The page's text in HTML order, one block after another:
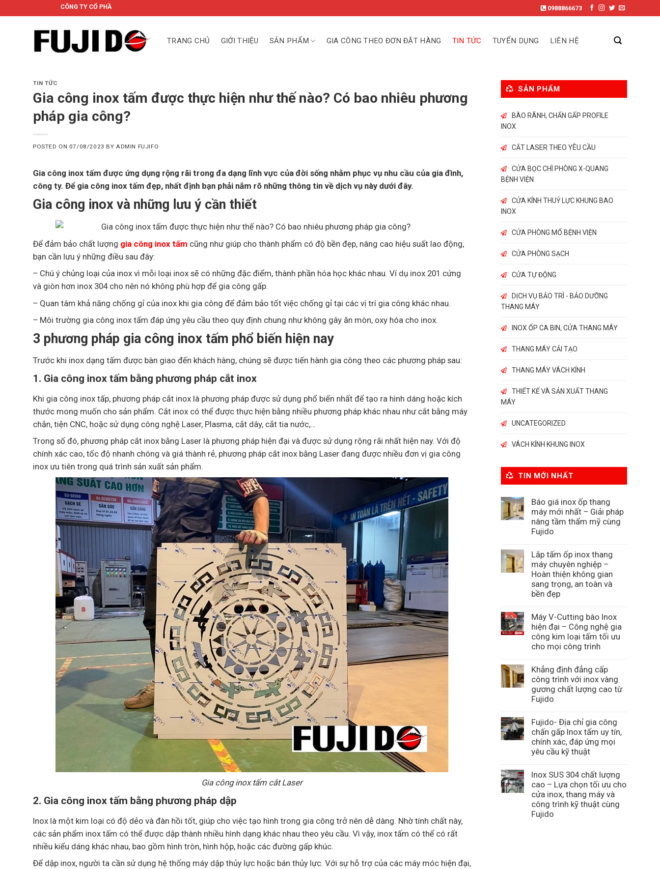
to
CÔNG TY CỔ PHẦN FUJIDO 0988866673
TRANG CHỦ GIỚI THIỆU SẢN PHẨM GIA CÔNG THEO ĐƠN ĐẶT HÀNG TIN TỨC TUYỂN DỤNG LIÊN HỆ
TIN TỨC
Gia công inox tấm được thực hiện như thế nào? Có bao nhiêu phương
pháp gia công?
POSTED ON 07/08/2023 BYADMIN FUJIFO
Gia công inox tấm được ứng dụng rộng rãi trong đa dạng lĩnh vực của đời sống nhằm phục vụ nhu cầu của gia đình,
công ty. Để gia công inox tấm đẹp, nhất định bạn phải nắm rõ những thông tin về dịch vụ này dưới đây.
Gia công inox và những lưu ý cần thiết
Để đảm bảo chất lượng gia công inox tấm cũng như giúp cho thành phẩm có độ bền đẹp, nâng cao hiệu suất lao động,
bạn cần lưu ý những điều sau đây:
– Chú ý chủng loại của inox vì mỗi loại inox sẽ có những đặc điểm, thành phần hóa học khác nhau. Ví dụ inox 201 cứng
và giòn hơn inox 304 cho nên nó không phù hợp để gia công gấp.
– Quan tâm khả năng chống gỉ của inox khi gia công để đảm bảo tốt việc chống gỉ tại các vị trí gia công khác nhau.
– Môi trường gia công inox tấm đáp ứng yêu cầu theo quy định chung như không gây ăn mòn, oxy hóa cho inox.
3 phương pháp gia công inox tấm phổ biến hiện nay
Trước khi inox dạng tấm được bàn giao đến khách hàng, chúng sẽ được tiến hành gia công theo các phương pháp sau:
1. Gia công inox tấm bằng phương pháp cắt inox
Khi gia công inox tấp, phương pháp cắt inox là phương pháp được sử dụng phổ biến nhất để tạo ra hình dáng hoặc kích
thước mong muốn cho sản phẩm. Cắt inox có thể được thực hiện bằng nhiều phương pháp khác nhau như cắt bằng máy
chắn, tiện CNC, hoặc sử dụng công nghệ Laser, Plasma, cắt dây, cắt tia nước,…
Trong số đó, phương pháp cắt inox bằng Laser là phương pháp hiện đại và được sử dụng rộng rãi nhất hiện nay. Với độ
chính xác cao, tốc độ nhanh chóng và giá thành rẻ, phương pháp cắt inox bằng Laser đang được nhiều đơn vị gia công
inox ưu tiên trong quá trình sản xuất sản phẩm.
Gia công inox tấm cắt Laser
2. Gia công inox tấm bằng phương pháp dập
Inox là một kim loại có độ dẻo và đàn hồi tốt, giúp cho việc tạo hình trong gia công trở nên dễ dàng. Nhờ tính chất này,
các sản phẩm inox tấm có thể được dập thành nhiều hình dạng khác nhau theo yêu cầu. Vì vậy, inox tấm có thể có rất
nhiều kiểu dáng khác nhau, bao gồm hình tròn, hình hộp, hoặc các đường gấp khúc.
Để dập inox, người ta cần sử dụng hệ thống máy dập thủy lực hoặc bán thủy lực. Với sự hỗ trợ của các máy móc hiện đại,
SẢN PHẨM
BÀO RÃNH, CHẤN GẤP PROFILE
INOX
CẮT LASER THEO YÊU CẦU
CỬA BỌC CHÌ PHÒNG X-QUANG
BỆNH VIỆN
CỬA KÍNH THUỶ LỰC KHUNG BAO
INOX
CỬA PHÒNG MỔ BỆNH VIỆN
CỬA PHÒNG SẠCH
CỬA TỰ ĐỘNG
DỊCH VỤ BẢO TRÌ - BẢO DƯỠNG
THANG MÁY
INOX ỐP CA BIN, CỬA THANG MÁY
THANG MÁY CẢI TẠO
THANG MÁY VÁCH KÍNH
THIẾT KẾ VÀ SẢN XUẤT THANG
MÁY
UNCATEGORIZED
VÁCH KÍNH KHUNG INOX
TIN MỚI NHẤT
Báo giá inox ốp thang
máy mới nhất – Giải pháp
nâng tầm thẩm mỹ cùng
Fujido
Lắp tấm ốp inox thang
máy chuyên nghiệp –
Hoàn thiện không gian
sang trọng, an toàn và
bền đẹp
Máy V-Cutting bào Inox
hiện đại – Công nghệ gia
công kim loại tấm tối ưu
cho mọi công trình
Khẳng định đẳng cấp
công trình với inox vàng
gương chất lượng cao từ
Fujido
Fujido- Địa chỉ gia công
chấn gấp Inox tấm uy tín,
chính xác, đáp ứng mọi
yêu cầu kỹ thuật
Inox SUS 304 chất lượng
cao – Lựa chọn tối ưu cho
cửa inox, thang máy và
công trình kỹ thuật cùng
Fujido